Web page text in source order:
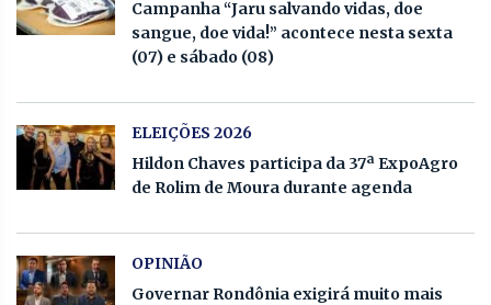
Campanha “Jaru salvando vidas, doe
sangue, doe vida!” acontece nesta sexta
(07) e sábado (08)
ELEIÇÕES 2026
Hildon Chaves participa da 37ª ExpoAgro
de Rolim de Moura durante agenda
OPINIÃO
Governar Rondônia exigirá muito mais